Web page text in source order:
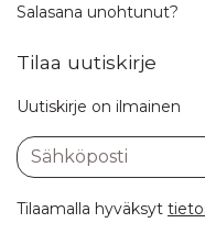
Salasana unohtunut?
Tilaa uutiskirje
Uutiskirje on ilmainen
Sähköposti
Tilaamalla hyväksyt